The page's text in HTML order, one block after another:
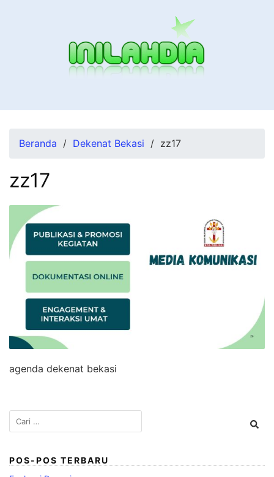
Beranda Dekenat Bekasi zz17
zz17
agenda dekenat bekasi
Cari
untuk:
POS-POS TERBARU